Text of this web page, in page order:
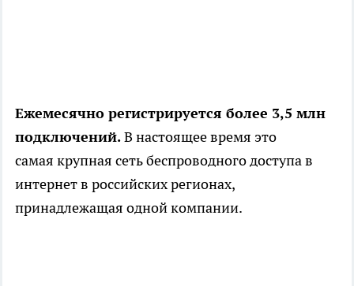
Ежемесячно регистрируется более 3,5 млн
подключений.В настоящее время это
самая крупная сеть беспроводного доступа в
интернет в российских регионах,
принадлежащая одной компании.